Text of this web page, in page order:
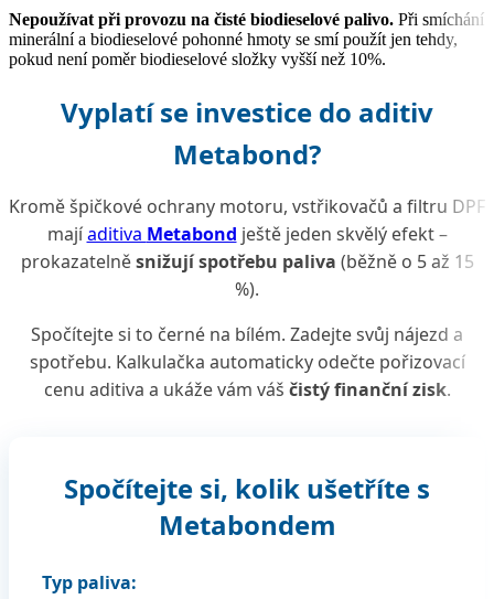
Nepoužívat při provozu na čisté biodieselové palivo. Při smíchání
minerální a biodieselové pohonné hmoty se smí použít jen tehdy,
pokud není poměr biodieselové složky vyšší než 10%.
Vyplatí se investice do aditiv
Metabond?
Kromě špičkové ochrany motoru, vstřikovačů a filtru DPF
majíaditiva Metabond ještě jeden skvělý efekt –
prokazatelněsnižují spotřebu paliva (běžně o 5 až 15
%).
Spočítejte si to černé na bílém. Zadejte svůj nájezd a
spotřebu. Kalkulačka automaticky odečte pořizovací
cenu aditiva a ukáže vám váš čistý finanční zisk.
Spočítejte si, kolik ušetříte s
Metabondem
Typ paliva: